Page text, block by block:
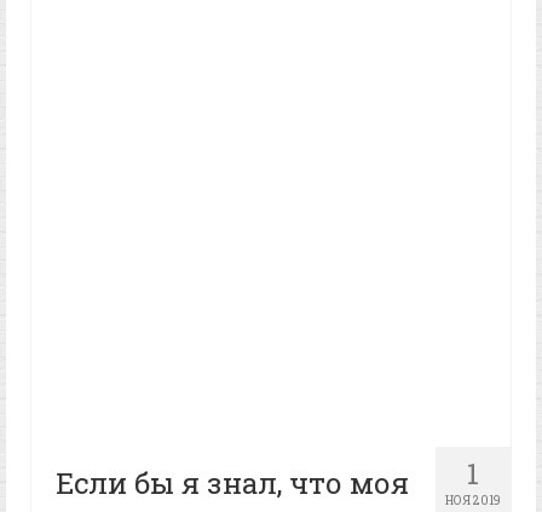
1
НОЯ 2019
Если бы я знал, что моя